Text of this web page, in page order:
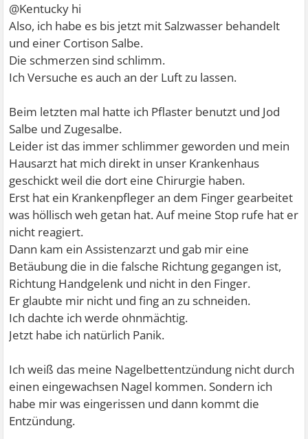
@Kentucky hi
Also, ich habe es bis jetzt mit Salzwasser behandelt
und einer Cortison Salbe.
Die schmerzen sind schlimm.
Ich Versuche es auch an der Luft zu lassen.
Beim letzten mal hatte ich Pflaster benutzt und Jod
Salbe und Zugesalbe.
Leider ist das immer schlimmer geworden und mein
Hausarzt hat mich direkt in unser Krankenhaus
geschickt weil die dort eine Chirurgie haben.
Erst hat ein Krankenpfleger an dem Finger gearbeitet
was höllisch weh getan hat. Auf meine Stop rufe hat er
nicht reagiert.
Dann kam ein Assistenzarzt und gab mir eine
Betäubung die in die falsche Richtung gegangen ist,
Richtung Handgelenk und nicht in den Finger.
Er glaubte mir nicht und fing an zu schneiden.
Ich dachte ich werde ohnmächtig.
Jetzt habe ich natürlich Panik.
Ich weiß das meine Nagelbettentzündung nicht durch
einen eingewachsen Nagel kommen. Sondern ich
habe mir was eingerissen und dann kommt die
Entzündung.